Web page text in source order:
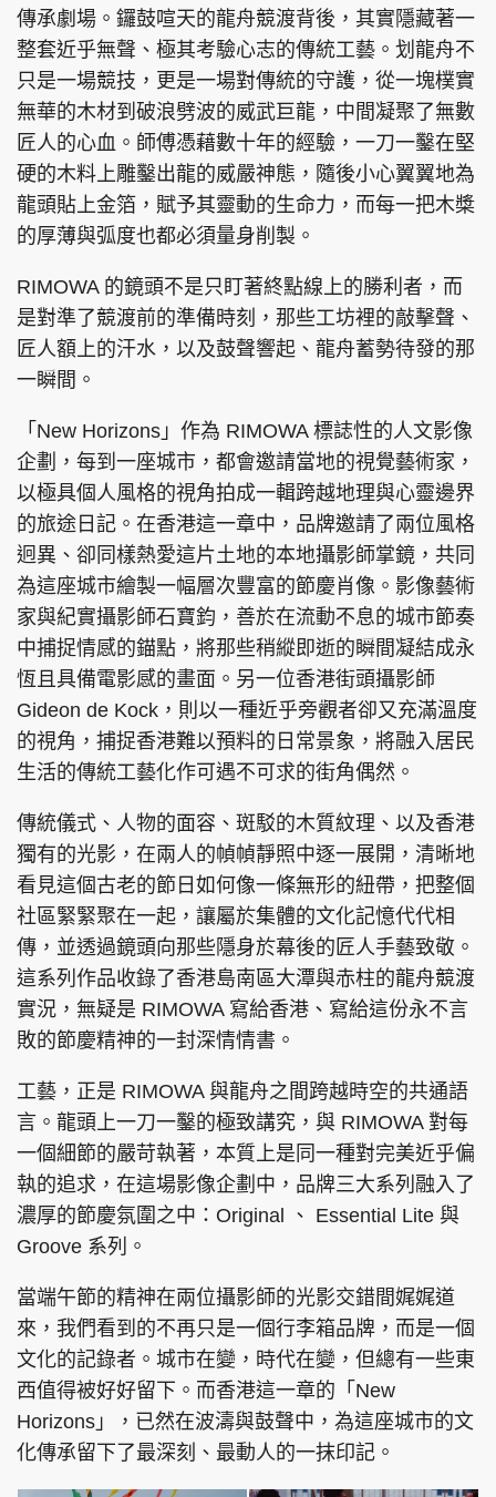
頭條搵工 EDUPLUS
關於我們
聯絡我們
隱私政策聲明
使用條款
版權及免責聲明
Copyright © 東周網 版權所有 . 不得轉載
傳承劇場。鑼鼓喧天的龍舟競渡背後，其實隱藏著一
整套近乎無聲、極其考驗心志的傳統工藝。划龍舟不
只是一場競技，更是一場對傳統的守護，從一塊樸實
無華的木材到破浪劈波的威武巨龍，中間凝聚了無數
匠人的心血。師傅憑藉數十年的經驗，一刀一鑿在堅
硬的木料上雕鑿出龍的威嚴神態，隨後小心翼翼地為
龍頭貼上金箔，賦予其靈動的生命力，而每一把木槳
的厚薄與弧度也都必須量身削製。
RIMOWA 的鏡頭不是只盯著終點線上的勝利者，而
是對準了競渡前的準備時刻，那些工坊裡的敲擊聲、
匠人額上的汗水，以及鼓聲響起、龍舟蓄勢待發的那
一瞬間。
「New Horizons」作為 RIMOWA 標誌性的人文影像
企劃，每到一座城市，都會邀請當地的視覺藝術家，
以極具個人風格的視角拍成一輯跨越地理與心靈邊界
的旅途日記。在香港這一章中，品牌邀請了兩位風格
迥異、卻同樣熱愛這片土地的本地攝影師掌鏡，共同
為這座城市繪製一幅層次豐富的節慶肖像。影像藝術
家與紀實攝影師石寶鈞，善於在流動不息的城市節奏
中捕捉情感的錨點，將那些稍縱即逝的瞬間凝結成永
恆且具備電影感的畫面。另一位香港街頭攝影師
Gideon de Kock，則以一種近乎旁觀者卻又充滿溫度
的視角，捕捉香港難以預料的日常景象，將融入居民
生活的傳統工藝化作可遇不可求的街角偶然。
傳統儀式、人物的面容、斑駁的木質紋理、以及香港
獨有的光影，在兩人的幀幀靜照中逐一展開，清晰地
看見這個古老的節日如何像一條無形的紐帶，把整個
社區緊緊聚在一起，讓屬於集體的文化記憶代代相
傳，並透過鏡頭向那些隱身於幕後的匠人手藝致敬。
這系列作品收錄了香港島南區大潭與赤柱的龍舟競渡
實況，無疑是 RIMOWA 寫給香港、寫給這份永不言
敗的節慶精神的一封深情情書。
工藝，正是 RIMOWA 與龍舟之間跨越時空的共通語
言。龍頭上一刀一鑿的極致講究，與 RIMOWA 對每
一個細節的嚴苛執著，本質上是同一種對完美近乎偏
執的追求，在這場影像企劃中，品牌三大系列融入了
濃厚的節慶氛圍之中：Original 、 Essential Lite 與
Groove 系列。
當端午節的精神在兩位攝影師的光影交錯間娓娓道
來，我們看到的不再只是一個行李箱品牌，而是一個
文化的記錄者。城市在變，時代在變，但總有一些東
西值得被好好留下。而香港這一章的「New
Horizons」，已然在波濤與鼓聲中，為這座城市的文
化傳承留下了最深刻、最動人的一抹印記。